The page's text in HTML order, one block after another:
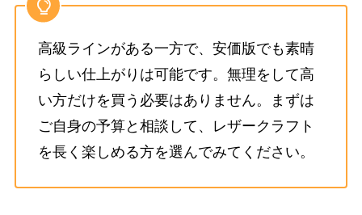
高級ラインがある一方で、安価版でも素晴
らしい仕上がりは可能です。無理をして高
い方だけを買う必要はありません。まずは
ご自身の予算と相談して、レザークラフト
を長く楽しめる方を選んでみてください。